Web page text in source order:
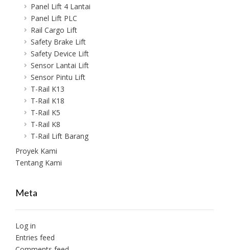
Panel Lift 4 Lantai
Panel Lift PLC
Rail Cargo Lift
Safety Brake Lift
Safety Device Lift
Sensor Lantai Lift
Sensor Pintu Lift
T-Rail K13
T-Rail K18
T-Rail K5
T-Rail K8
T-Rail Lift Barang
Proyek Kami
Tentang Kami
Meta
Log in
Entries feed